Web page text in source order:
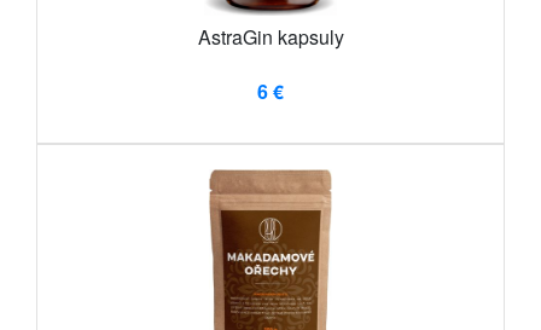
AstraGin kapsuly
6 €